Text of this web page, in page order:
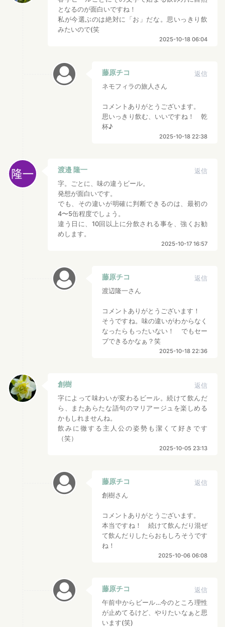
となるのが面白いですね！
私が今選ぶのは絶対に「お」だな。思いっきり飲
みたいので(笑
2025-10-18 06:04
藤原チコ
返信
ネモフィラの旅人さん
コメントありがとうございます。
思いっきり飲む、いいですね！ 乾
杯♪
2025-10-18 22:38
渡邉 隆一
返信
字。ごとに、味の違うビール。
発想が面白いです。
でも、その違いが明確に判断できるのは、最初の
4〜5缶程度でしょう。
違う日に、10回以上に分飲される事を、強くお勧
めします。
2025-10-17 16:57
藤原チコ
返信
渡辺隆一さん
コメントありがとうございます！
そうですね。味の違いがわからなく
なったらもったいない！ でもセー
ブできるかなぁ？笑
2025-10-18 22:36
創樹
返信
字によって味わいが変わるビール。続けて飲んだ
ら、またあらたな語句のマリアージュを楽しめる
かもしれませんね。
飲みに徹する主人公の姿勢も潔くて好きです
（笑）
2025-10-05 23:13
藤原チコ
返信
創樹さん
コメントありがとうございます。
本当ですね！ 続けて飲んだり混ぜ
て飲んだりしたらおもしろそうです
ね！
2025-10-06 06:08
藤原チコ
返信
午前中からビール…今のところ理性
が止めてるけど、やりたいなぁと思
います(笑)